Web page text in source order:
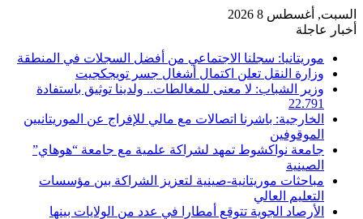
السبت, أغسطس 8 2026
أخبار عاجلة
موريتانيا: سجلنا الاجتماعي من أفضل السجلات في المنطقة
وزارة النقل تعلن اكتمال أشغال جسر تويجكجيت
وزير الشباب: لا معنى للمغالطات.. ولدينا توثيق باستفادة
22.791
الخارجية: باشرنا اتصالات مع مالي للإفراج عن الموريتانيين
الموقوفين
جامعة نواكشوط تمهد لشراكة علمية مع جامعة “هوهاي”
الصينية
مباحثات موريتانية-صينية لتعزيز الشراكة بين مؤسسات
التعليم العالي
الأرصاد الجوية تتوقع أمطارا في عدد من الولايات بينها